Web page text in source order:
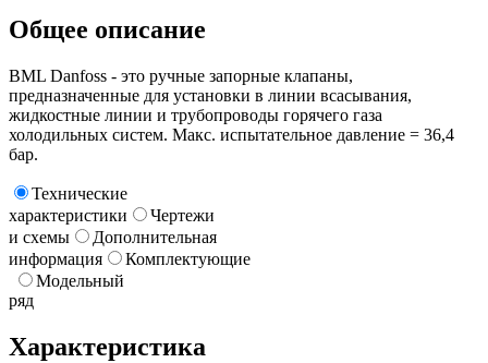
Общее описание
BML Danfoss - это ручные запорные клапаны,
предназначенные для установки в линии всасывания,
жидкостные линии и трубопроводы горячего газа
холодильных систем. Макс. испытательное давление = 36,4
бар.
Технические
характеристики
Чертежи
и схемы
Дополнительная
информация
Комплектующие
Модельный
ряд
Характеристика